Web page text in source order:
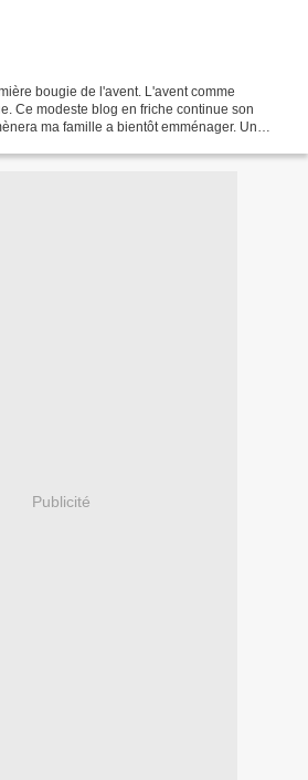
bougie de l'avent. L'avent comme
Ce modeste blog en friche continue son
ma famille a bientôt emménager. Un
Publicité